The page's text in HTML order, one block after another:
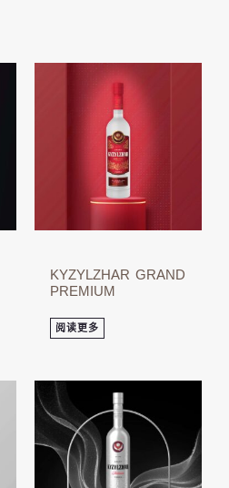
KYZYLZHAR GRAND
PREMIUM
阅读更多